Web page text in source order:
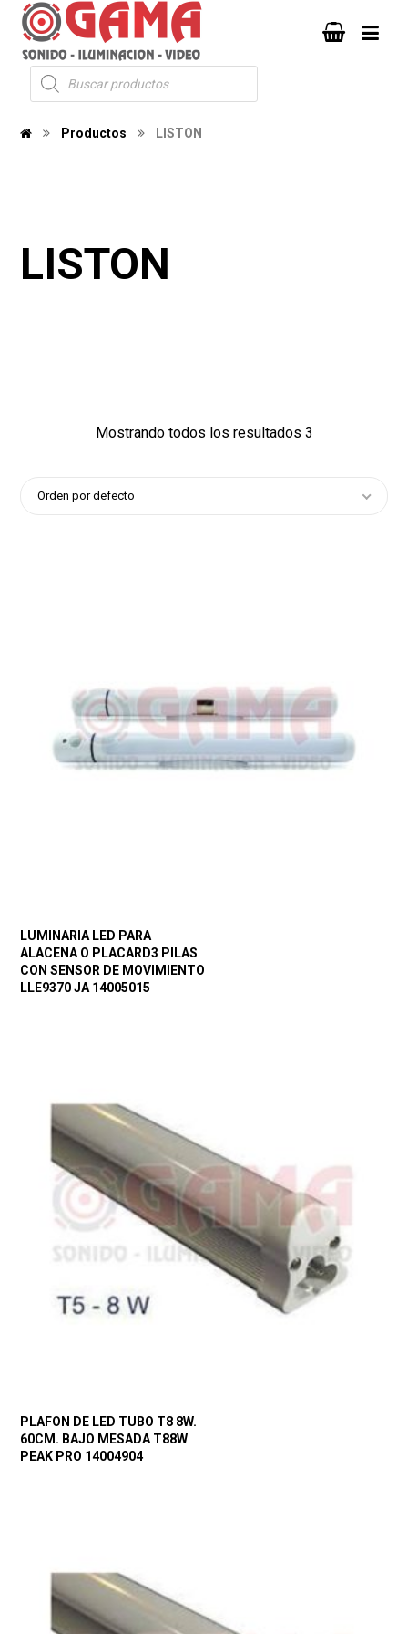
Productos LISTON
LISTON
Mostrando todos los resultados 3
Orden por defecto
LUMINARIA LED PARA
ALACENA O PLACARD3 PILAS
CON SENSOR DE MOVIMIENTO
LLE9370 JA 14005015
PLAFON DE LED TUBO T8 8W.
60CM. BAJO MESADA T88W
PEAK PRO 14004904